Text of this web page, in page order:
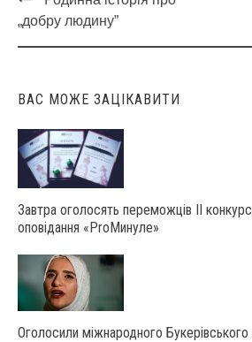
Post
navigation
„добру людину”
ВАС МОЖЕ ЗАЦІКАВИТИ
Завтра оголосять переможців ІІ
оповідання «ProМинуле»
Оголосили міжнародного